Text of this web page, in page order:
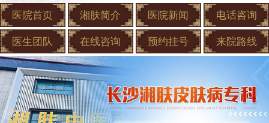
医院首页 湘肤简介 医院新闻 电话咨询
医生团队 在线咨询 预约挂号 来院路线